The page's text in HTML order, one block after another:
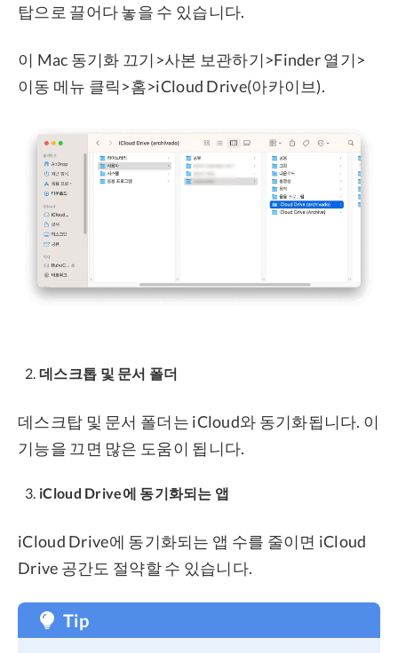
탑으로 끌어다 놓을 수 있습니다.
이 Mac 동기화 끄기>사본 보관하기>Finder 열기>
이동 메뉴 클릭>홈>iCloud Drive(아카이브).
데스크톱 및 문서 폴더
데스크탑 및 문서 폴더는 iCloud와 동기화됩니다. 이
기능을 끄면 많은 도움이 됩니다.
iCloud Drive에 동기화되는 앱
iCloud Drive에 동기화되는 앱 수를 줄이면 iCloud
Drive 공간도 절약할 수 있습니다.
Tip